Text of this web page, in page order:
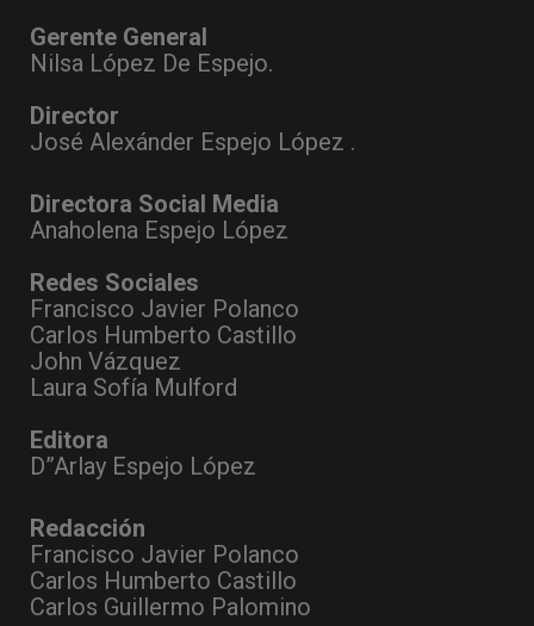
Gerente General
Nilsa López De Espejo.
Director
José Alexánder Espejo López .
Directora Social Media
Anaholena Espejo López
Redes Sociales
Francisco Javier Polanco
Carlos Humberto Castillo
John Vázquez
Laura Sofía Mulford
Editora
D”Arlay Espejo López
Redacción
Francisco Javier Polanco
Carlos Humberto Castillo
Carlos Guillermo Palomino